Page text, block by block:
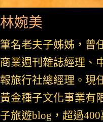
林婉美
筆名老夫子姊姊，曾
商業週刊雜誌經理、
報旅行社總經理。現
黃金種子文化事業有
子旅遊blog，超過400